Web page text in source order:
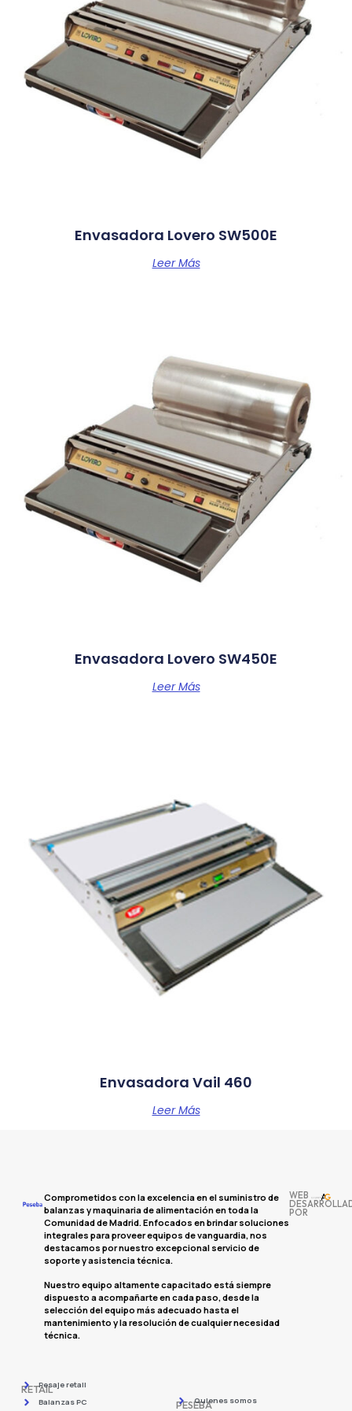
Envasadora Lovero SW500E
Leer Más
Envasadora Lovero SW450E
Leer Más
Envasadora Vail 460
Leer Más
Comprometidos con la excelencia en el suministro de
balanzas y maquinaria de alimentación en toda la
Comunidad de Madrid. Enfocados en brindar soluciones
integrales para proveer equipos de vanguardia, nos
destacamos por nuestro excepcional servicio de
soporte y asistencia técnica.
Nuestro equipo altamente capacitado está siempre
dispuesto a acompañarte en cada paso, desde la
selección del equipo más adecuado hasta el
mantenimiento y la resolución de cualquier necesidad
técnica.
WEB
POR
RETAILPesaje retail
Balanzas PC
PESEBAQuienes somos